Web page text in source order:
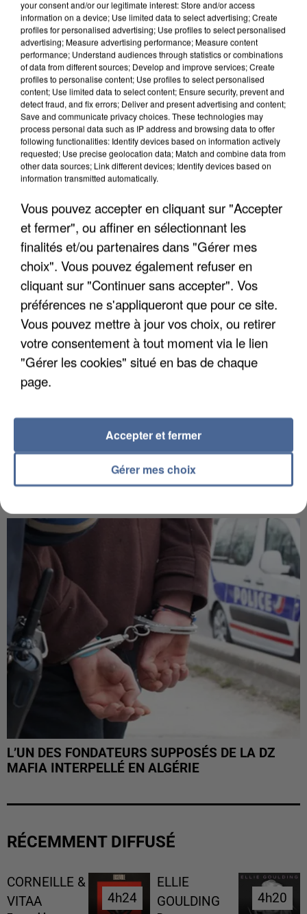
INCENDIES : L’ÎLE-DE-FRANCE LANCE UN ÉLAN
DE SOLIDARITÉ AVEC LES...
APRÈS TOUTES CES CANICULES, LES REFUGES
L’UN DES FONDATEURS SUPPOSÉS DE LA DZ
MAFIA INTERPELLÉ EN ALGÉRIE
RÉCEMMENT DIFFUSÉ
CORNEILLE &
VITAA
4h24
4h24
ELLIE
GOULDING
4h20
4h20
your consent and/or our legitimate interest: Store and/or access
information on a device; Use limited data to select advertising; Create
profiles for personalised advertising; Use profiles to select personalised
advertising; Measure advertising performance; Measure content
performance; Understand audiences through statistics or combinations
of data from different sources; Develop and improve services; Create
profiles to personalise content; Use profiles to select personalised
content; Use limited data to select content; Ensure security, prevent and
detect fraud, and fix errors; Deliver and present advertising and content;
Save and communicate privacy choices. These technologies may
process personal data such as IP address and browsing data to offer
following functionalities: Identify devices based on information actively
requested; Use precise geolocation data; Match and combine data from
other data sources; Link different devices; Identify devices based on
information transmitted automatically.
Vous pouvez accepter en cliquant sur "Accepter
et fermer", ou affiner en sélectionnant les
finalités et/ou partenaires dans "Gérer mes
choix". Vous pouvez également refuser en
cliquant sur "Continuer sans accepter". Vos
préférences ne s'appliqueront que pour ce site.
Vous pouvez mettre à jour vos choix, ou retirer
votre consentement à tout moment via le lien
"Gérer les cookies" situé en bas de chaque
page.
Gérer mes choix
Accepter et fermer